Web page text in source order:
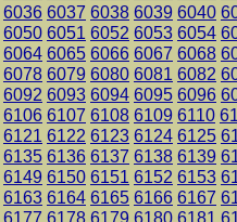
6036 6037 6038 6039 6040
6050 6051 6052 6053 6054
6064 6065 6066 6067 6068
6078 6079 6080 6081 6082
6092 6093 6094 6095 6096
6106 6107 6108 6109 6110
6121 6122 6123 6124 6125
6135 6136 6137 6138 6139
6149 6150 6151 6152 6153
6163 6164 6165 6166 6167
6177 6178 6179 6180 6181